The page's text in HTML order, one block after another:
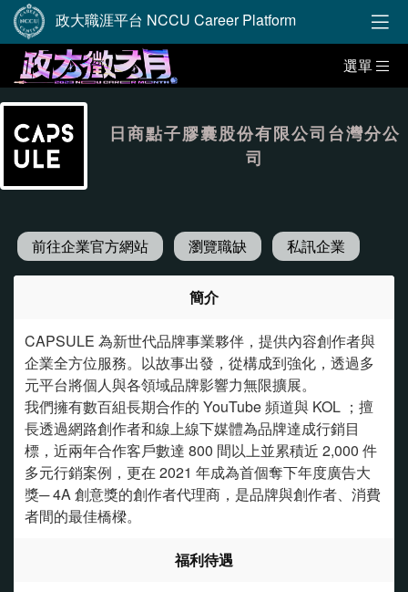
政大職涯平台 NCCU Career Platform
選單
日商點子膠囊股份有限公司台灣分公
司
前往企業官方網站 瀏覽職缺 私訊企業
簡介
CAPSULE 為新世代品牌事業夥伴，提供內容創作者與
企業全方位服務。以故事出發，從構成到強化，透過多
元平台將個人與各領域品牌影響力無限擴展。
我們擁有數百組長期合作的 YouTube 頻道與 KOL ；擅
長透過網路創作者和線上線下媒體為品牌達成行銷目
標，近兩年合作客戶數達 800 間以上並累積近 2,000 件
多元行銷案例，更在 2021 年成為首個奪下年度廣告大
獎─ 4A 創意獎的創作者代理商，是品牌與創作者、消費
者間的最佳橋樑。
福利待遇